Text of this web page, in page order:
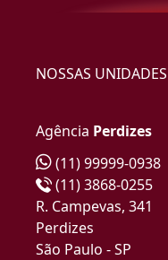
NOSSAS UNIDADES
Agência Perdizes
(11) 99999-0938
(11) 3868-0255
R. Campevas, 341
Perdizes
São Paulo - SP